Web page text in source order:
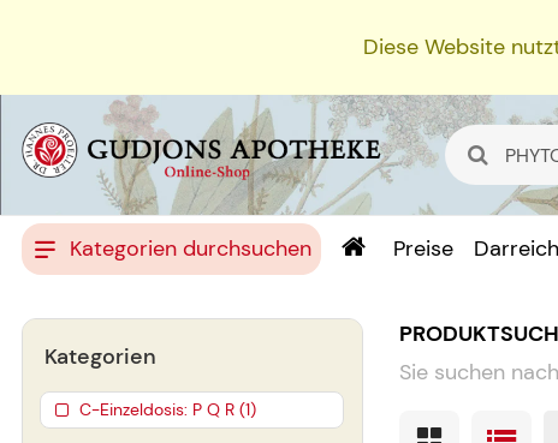
Diese Website
Kategorien durchsuchen Preise
Sie suchen
Kategorien
C-Einzeldosis: P Q R (1)